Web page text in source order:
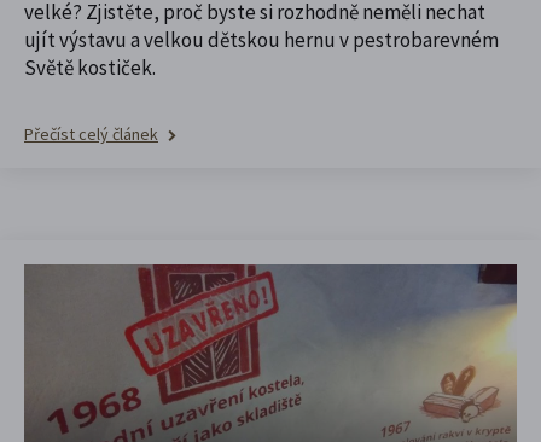
velké? Zjistěte, proč byste si rozhodně neměli nechat
ujít výstavu a velkou dětskou hernu v pestrobarevném
Světě kostiček.
Přečíst celý článek